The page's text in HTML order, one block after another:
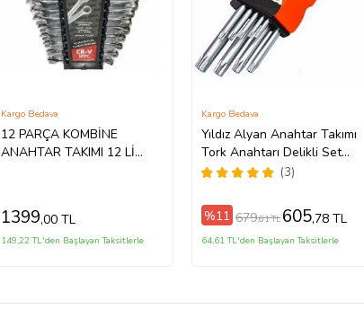
12 PARÇA KOMBİNE
ANAHTAR TAKIMI 12 Lİ
KOMBİN SET
Kargo Bedava
1399,00 TL
149,22 TL'den Başlayan Taksitlerle
Yıldız Alyan Anahtar Takımı
Tork Anahtarı Delikli Set
Kısa 9'luTork Yıldız Alya
(3)
Kargo Bedava
%11 679,61 TL 605,78 TL
64,61 TL'den Başlayan Taksitlerle